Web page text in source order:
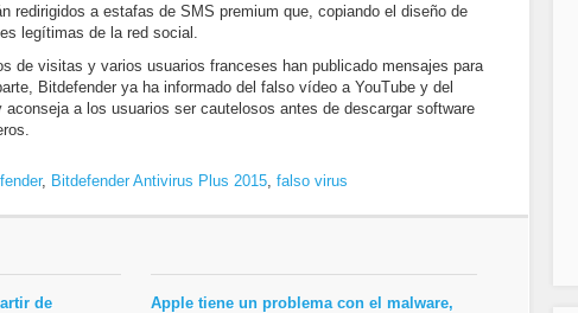
redirigidos a estafas de SMS premium que, copiando el diseño de
legítimas de la red social.
de visitas y varios usuarios franceses han publicado mensajes para
Bitdefender ya ha informado del falso vídeo a YouTube y del
a los usuarios ser cautelosos antes de descargar software
, Bitdefender Antivirus Plus 2015, falso virus
de
Apple tiene un problema con el malware,